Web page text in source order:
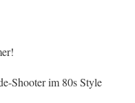
Shooter im 80s Style